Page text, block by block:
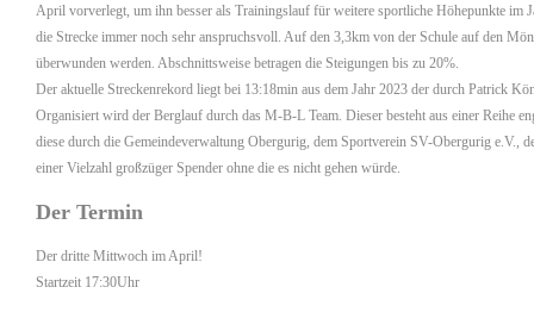
April vorverlegt, um ihn besser als Trainingslauf für weitere sportliche Höhepunkte im
die Strecke immer noch sehr anspruchsvoll. Auf den 3,3km von der Schule auf den
überwunden werden. Abschnittsweise betragen die Steigungen bis zu 20%.
Der aktuelle Streckenrekord liegt bei 13:18min aus dem Jahr 2023 der durch Patrick
Organisiert wird der Berglauf durch das M-B-L Team. Dieser besteht aus einer Reihe
diese durch die Gemeindeverwaltung Obergurig, dem Sportverein SV-Obergurig e.V.,
einer Vielzahl großzüger Spender ohne die es nicht gehen würde.
Der Termin
Der dritte Mittwoch im April!
Startzeit 17:30Uhr